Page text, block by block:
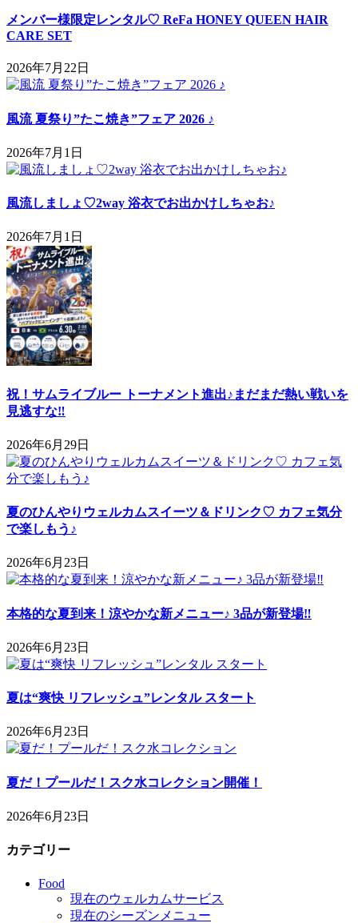
メンバー様限定レンタル♡ ReFa HONEY QUEEN HAIR
CARE SET
2026年7月22日
風流 夏祭り”たこ焼き”フェア 2026 ♪
2026年7月1日
風流しましょ♡2way 浴衣でお出かけしちゃお♪
2026年7月1日
祝！サムライブルー トーナメント進出♪まだまだ熱い戦いを
見逃すな‼
2026年6月29日
夏のひんやりウェルカムスイーツ＆ドリンク♡ カフェ気分
で楽しもう♪
2026年6月23日
本格的な夏到来！涼やかな新メニュー♪ 3品が新登場‼
2026年6月23日
夏は“爽快 リフレッシュ”レンタル スタート
2026年6月23日
夏だ！プールだ！スク水コレクション開催！
2026年6月23日
カテゴリー
Food
現在のウェルカムサービス
現在のシーズンメニュー